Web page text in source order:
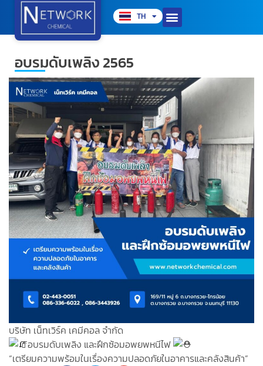
TH
EN
อบรมดับเพลิง 2565
บริษัท เน็ทเวิร์ค เคมีคอล จำกัด
อบรมดับเพลิง และฝึกซ้อมอพยพหนีไฟ
“เตรียมความพร้อมในเรื่องความปลอดภัยในอาคารและคลังสินค้า”